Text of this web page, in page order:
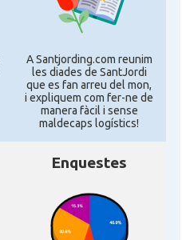
A Santjording.com reunim
les diades de SantJordi
que es fan arreu del mon,
i expliquem com fer-ne de
manera fàcil i sense
maldecaps logí­stics!
Enquestes